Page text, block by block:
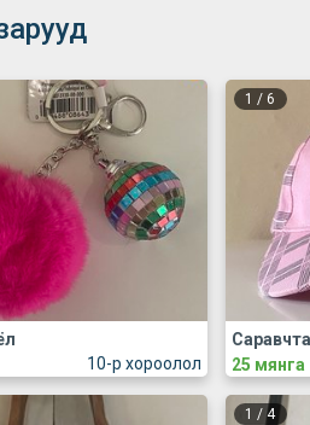
10-р хороолол
1 /6
25 мянга
1 /4